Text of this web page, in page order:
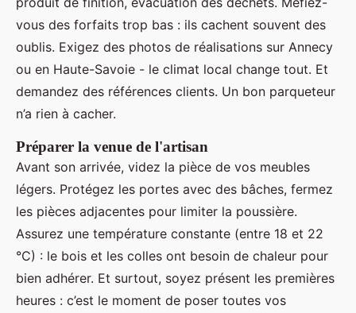
vous des forfaits trop bas : ils cachent souvent des
oublis. Exigez des photos de réalisations sur Annecy
ou en Haute-Savoie - le climat local change tout. Et
demandez des références clients. Un bon parqueteur
n’a rien à cacher.
Préparer la venue de l'artisan
Avant son arrivée, videz la pièce de vos meubles
légers. Protégez les portes avec des bâches, fermez
les pièces adjacentes pour limiter la poussière.
Assurez une température constante (entre 18 et 22
°C) : le bois et les colles ont besoin de chaleur pour
bien adhérer. Et surtout, soyez présent les premières
heures : c’est le moment de poser toutes vos